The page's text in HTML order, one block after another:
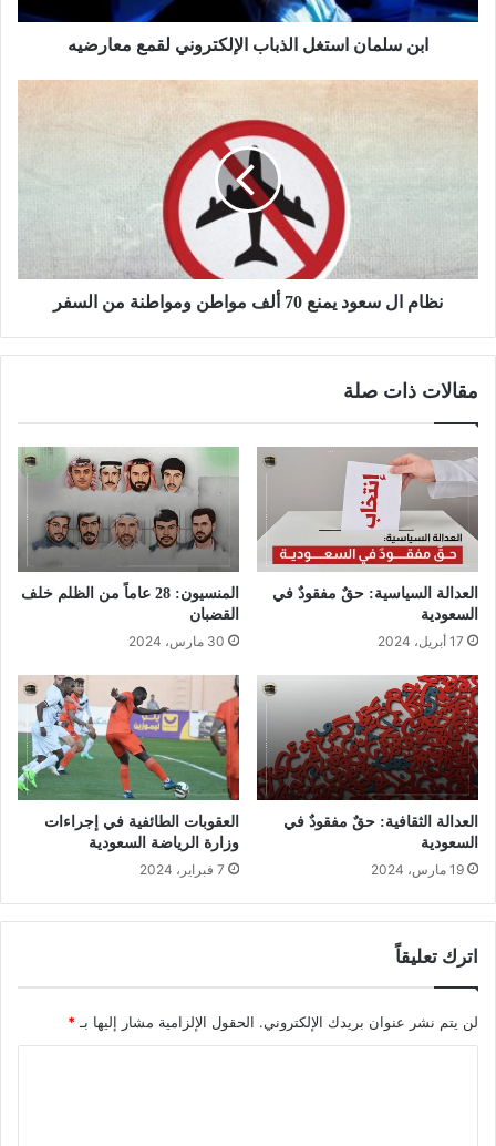
ابن سلمان استغل الذباب الإلكتروني لقمع معارضيه
نظام ال سعود يمنع 70 ألف مواطن ومواطنة من السفر
مقالات ذات صلة
العدالة السياسية: حقٌ مفقودٌ في
السعودية
17 أبريل، 2024
المنسيون: 28 عاماً من الظلم خلف
القضبان
30 مارس، 2024
العدالة الثقافية: حقٌ مفقودٌ في
السعودية
19 مارس، 2024
العقوبات الطائفية في إجراءات
وزارة الرياضة السعودية
7 فبراير، 2024
اترك تعليقاً
لن يتم نشر عنوان بريدك الإلكتروني. الحقول الإلزامية مشار إليها بـ *